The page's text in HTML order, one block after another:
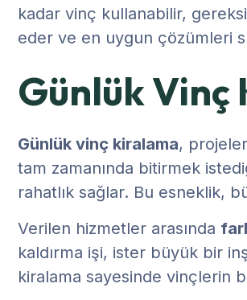
kadar vinç kullanabilir,
eder ve en uygun çözümleri
Günlük
Günlük vinç kiralama,
tam zamanında bitirmek
rahatlık sağlar. Bu esneklik,
Verilen hizmetler arasında
kaldırma işi, ister büyük bir
kiralama sayesinde vinçlerin